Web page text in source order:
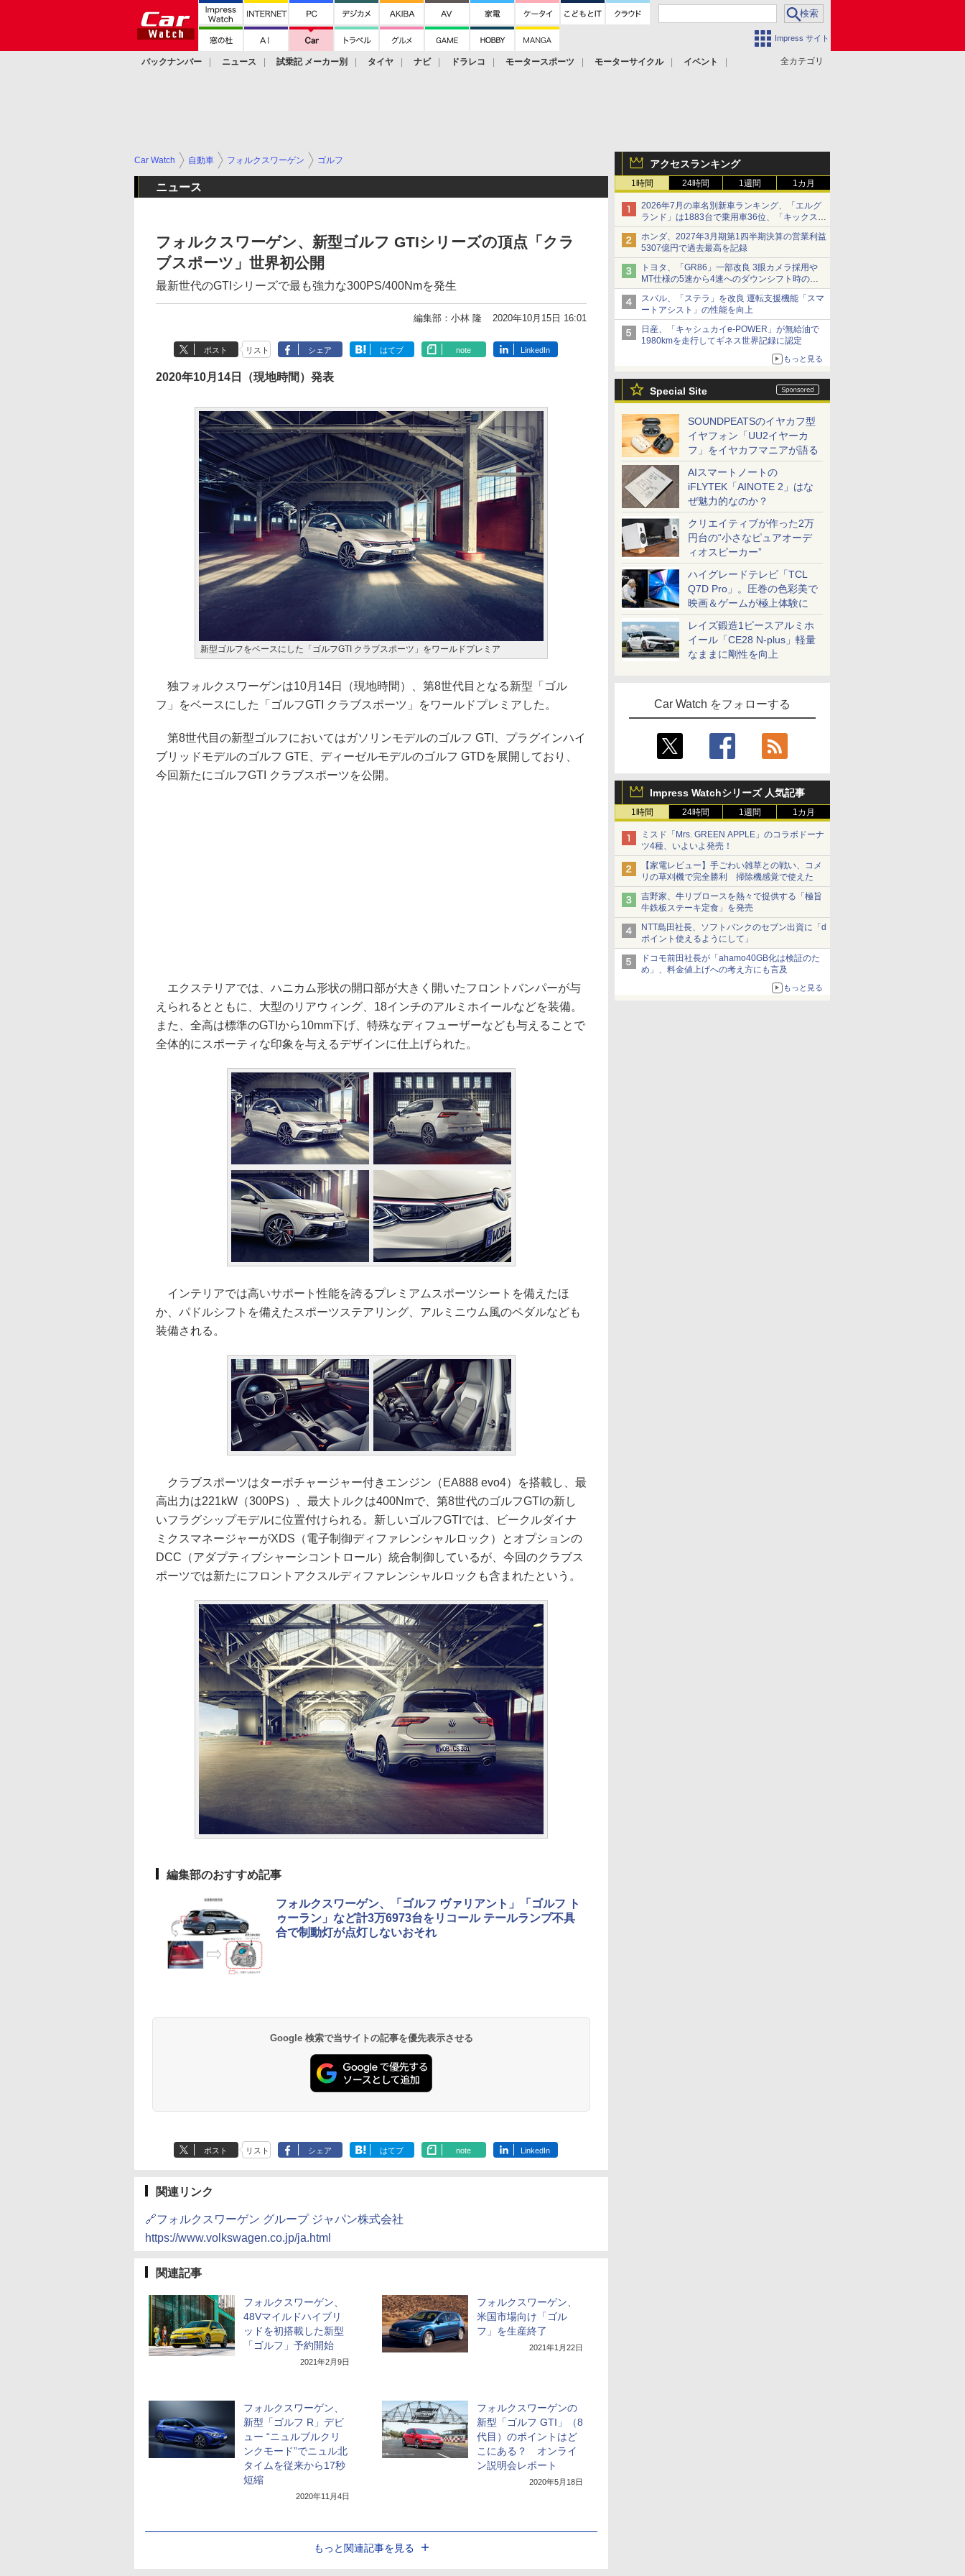
Impress サイト
全カテゴリ
バックナンバー ニュース 試乗記 メーカー別 タイヤ ナビ ドラレコ モータースポーツ モーターサイクル
イベント
アクセスランキング
1時間 24時間 1週間 1カ月
2026年7月の車名別新車ランキング、「エルグ
ランド」は1883台で乗用車36位、「キックス」
は2591台で27位に
ホンダ、2027年3月期第1四半期決算の営業利益
5307億円で過去最高を記録
トヨタ、「GR86」一部改良 3眼カメラ採用や
MT仕様の5速から4速へのダウンシフト時の操
作性向上など
スバル、「ステラ」を改良 運転支援機能「スマ
ートアシスト」の性能を向上
日産、「キャシュカイe-POWER」が無給油で
1980kmを走行してギネス世界記録に認定
もっと見る
Special Site
SOUNDPEATSのイヤカフ型
イヤフォン「UU2イヤーカ
フ」をイヤカフマニアが語る
AIスマートノートの
iFLYTEK「AINOTE 2」はな
ぜ魅力的なのか？
クリエイティブが作った2万
円台の“小さなピュアオーデ
ィオスピーカー”
ハイグレードテレビ「TCL
Q7D Pro」。圧巻の色彩美で
映画＆ゲームが極上体験に
レイズ鍛造1ピースアルミホ
イール「CE28 N-plus」軽量
なままに剛性を向上
Car Watch をフォローする
Impress Watchシリーズ 人気記事
1時間 24時間 1週間 1カ月
ミスド「Mrs. GREEN APPLE」のコラボドーナ
ツ4種、いよいよ発売！
【家電レビュー】手ごわい雑草との戦い、コメ
リの草刈機で完全勝利 掃除機感覚で使えた
吉野家、牛リブロースを熱々で提供する「極旨
牛鉄板ステーキ定食」を発売
NTT島田社長、ソフトバンクのセブン出資に「d
ポイント使えるようにして」
ドコモ前田社長が「ahamo40GB化は検証のた
め」、料金値上げへの考え方にも言及
もっと見る
Car Watch 自動車 フォルクスワーゲン ゴルフ
ニュース
フォルクスワーゲン、新型ゴルフ GTIシリーズの頂点「クラ
ブスポーツ」世界初公開
最新世代のGTIシリーズで最も強力な300PS/400Nmを発生
編集部：小林 隆 2020年10月15日 16:01
ポスト リスト シェア はてブ note LinkedIn
2020年10月14日（現地時間）発表
新型ゴルフをベースにした「ゴルフGTI クラブスポーツ」をワールドプレミア
独フォルクスワーゲンは10月14日（現地時間）、第8世代目となる新型「ゴル
フ」をベースにした「ゴルフGTI クラブスポーツ」をワールドプレミアした。
第8世代目の新型ゴルフにおいてはガソリンモデルのゴルフ GTI、プラグインハイ
ブリッドモデルのゴルフ GTE、ディーゼルモデルのゴルフ GTDを展開しており、
今回新たにゴルフGTI クラブスポーツを公開。
エクステリアでは、ハニカム形状の開口部が大きく開いたフロントバンパーが与
えられるとともに、大型のリアウィング、18インチのアルミホイールなどを装備。
また、全高は標準のGTIから10mm下げ、特殊なディフューザーなども与えることで
全体的にスポーティな印象を与えるデザインに仕上げられた。
インテリアでは高いサポート性能を誇るプレミアムスポーツシートを備えたほ
か、パドルシフトを備えたスポーツステアリング、アルミニウム風のペダルなども
装備される。
クラブスポーツはターボチャージャー付きエンジン（EA888 evo4）を搭載し、最
高出力は221kW（300PS）、最大トルクは400Nmで、第8世代のゴルフGTIの新し
いフラグシップモデルに位置付けられる。新しいゴルフGTIでは、ビークルダイナ
ミクスマネージャーがXDS（電子制御ディファレンシャルロック）とオプションの
DCC（アダプティブシャーシコントロール）統合制御しているが、今回のクラブス
ポーツでは新たにフロントアクスルディファレンシャルロックも含まれたという。
編集部のおすすめ記事
フォルクスワーゲン、「ゴルフ ヴァリアント」「ゴルフ ト
ゥーラン」など計3万6973台をリコール テールランプ不具
合で制動灯が点灯しないおそれ
Google 検索で当サイトの記事を優先表示させる
ポスト リスト シェア はてブ note LinkedIn
関連リンク
🔗フォルクスワーゲン グループ ジャパン株式会社
https://www.volkswagen.co.jp/ja.html
関連記事
フォルクスワーゲン、
48Vマイルドハイブリ
ッドを初搭載した新型
「ゴルフ」予約開始
2021年2月9日
フォルクスワーゲン、
米国市場向け「ゴル
フ」を生産終了
2021年1月22日
フォルクスワーゲン、
新型「ゴルフ R」デビ
ュー “ニュルブルクリ
ンクモード”でニュル北
タイムを従来から17秒
短縮
2020年11月4日
フォルクスワーゲンの
新型「ゴルフ GTI」（8
代目）のポイントはど
こにある？ オンライ
ン説明会レポート
2020年5月18日
もっと関連記事を見る